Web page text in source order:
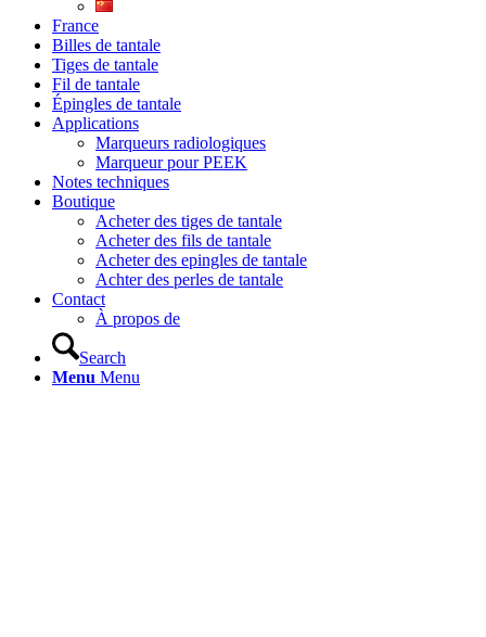
France
Billes de tantale
Tiges de tantale
Fil de tantale
Épingles de tantale
Applications
Marqueurs radiologiques
Marqueur pour PEEK
Notes techniques
Boutique
Acheter des tiges de tantale
Acheter des fils de tantale
Acheter des epingles de tantale
Achter des perles de tantale
Contact
À propos de
Search
Menu Menu